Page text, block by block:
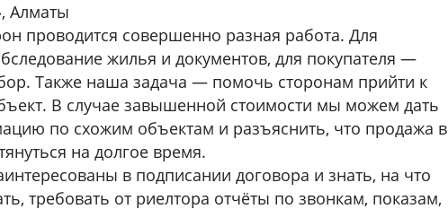
Алматы
проводится совершенно разная работа. Для
жилья и документов, для покупателя —
Также наша задача — помочь сторонам прийти к
В случае завышенной стоимости мы можем дать
по схожим объектам и разъяснить, что продажа в
на долгое время.
в подписании договора и знать, на что
требовать от риелтора отчёты по звонкам, показам,